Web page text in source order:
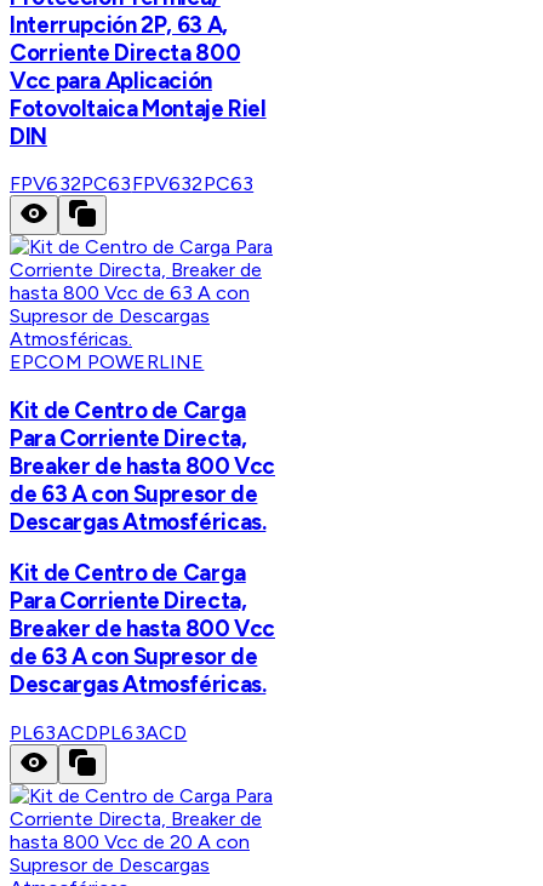
Interrupción 2P, 63 A,
Corriente Directa 800
Vcc para Aplicación
Fotovoltaica Montaje Riel
DIN
FPV632PC63FPV632PC63
EPCOM POWERLINE
Kit de Centro de Carga
Para Corriente Directa,
Breaker de hasta 800 Vcc
de 63 A con Supresor de
Descargas Atmosféricas.
Kit de Centro de Carga
Para Corriente Directa,
Breaker de hasta 800 Vcc
de 63 A con Supresor de
Descargas Atmosféricas.
PL63ACDPL63ACD